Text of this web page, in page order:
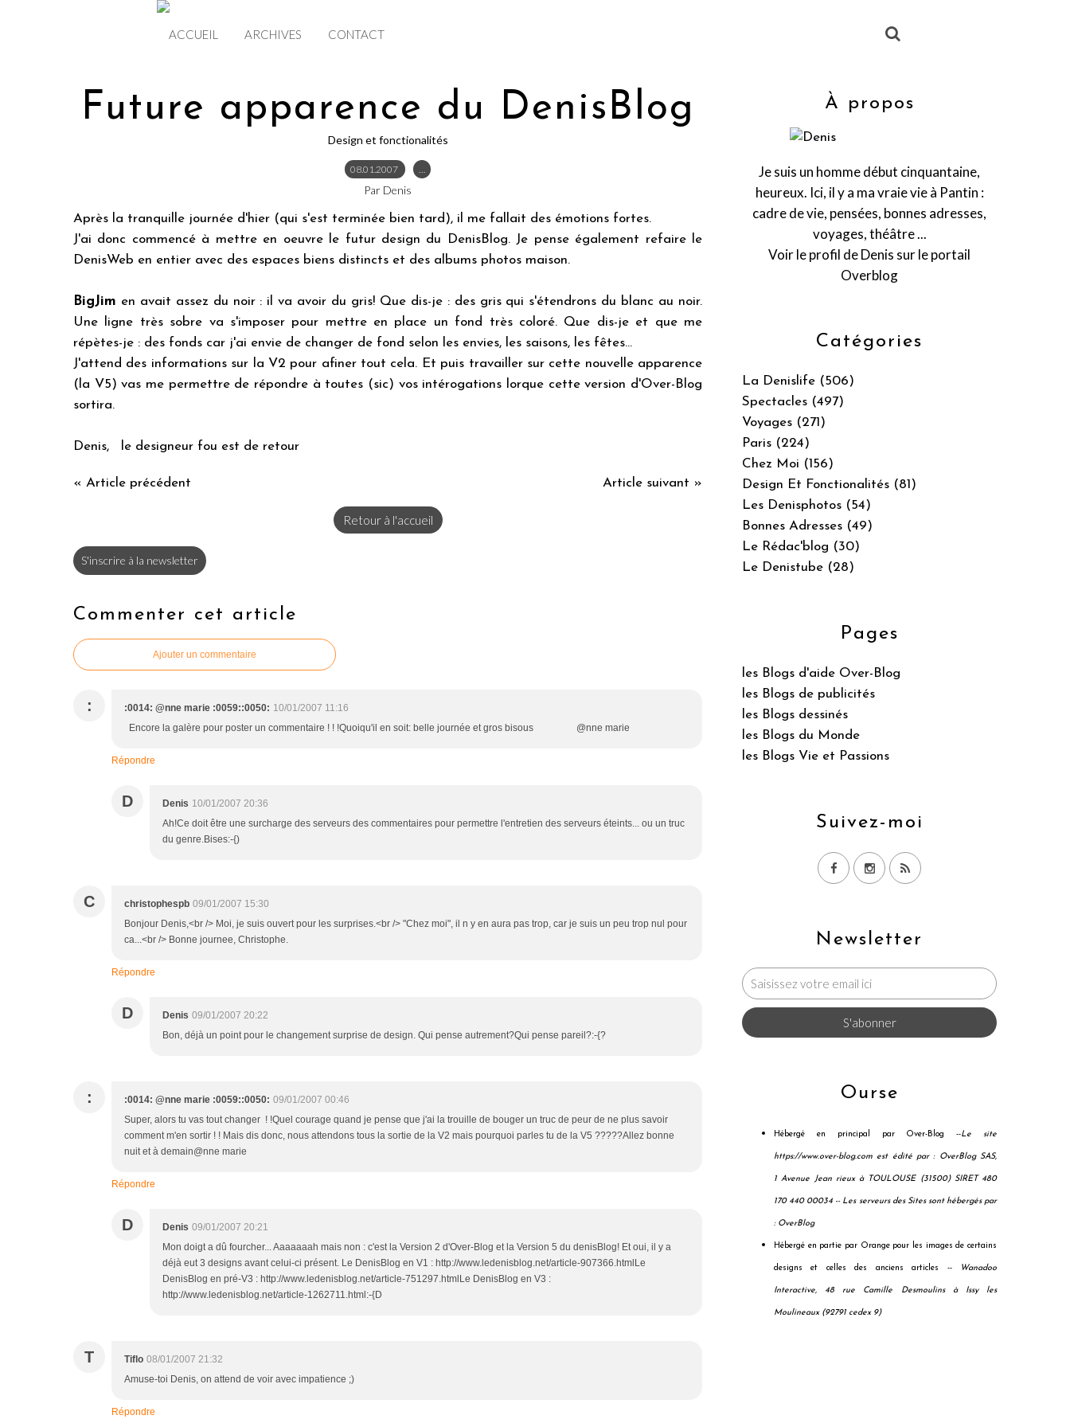
ACCUEIL ARCHIVES CONTACT
Future apparence du DenisBlog
Design et fonctionalités
08.01.2007 …
Par Denis
Après la tranquille journée d'hier (qui s'est terminée bien tard), il me fallait des émotions fortes.
J'ai donc commencé à mettre en oeuvre le futur design du DenisBlog. Je pense également refaire le
DenisWeb en entier avec des espaces biens distincts et des albums photos maison.
BigJim en avait assez du noir : il va avoir du gris! Que dis-je : des gris qui s'étendrons du blanc au noir.
Une ligne très sobre va s'imposer pour mettre en place un fond très coloré. Que dis-je et que me
répètes-je : des fonds car j'ai envie de changer de fond selon les envies, les saisons, les fêtes...
J'attend des informations sur la V2 pour afiner tout cela. Et puis travailler sur cette nouvelle apparence
(la V5) vas me permettre de répondre à toutes (sic) vos intérogations lorque cette version d'Over-Blog
sortira.
Denis, le designeur fou est de retour
« Article précédent Article suivant »
Retour à l'accueil
S'inscrire à la newsletter
Commenter cet article
Ajouter un commentaire
: :0014: @nne marie :0059::0050: 10/01/2007 11:16
Encore la galère pour poster un commentaire ! ! !Quoiqu'il en soit: belle journée et gros bisous @nne marie
Répondre
D Denis 10/01/2007 20:36
Ah!Ce doit être une surcharge des serveurs des commentaires pour permettre l'entretien des serveurs éteints... ou un truc
du genre.Bises:-{)
C christophespb 09/01/2007 15:30
Bonjour Denis,<br /> Moi, je suis ouvert pour les surprises.<br /> "Chez moi", il n y en aura pas trop, car je suis un peu trop nul pour
ca...<br /> Bonne journee, Christophe.
Répondre
D Denis 09/01/2007 20:22
Bon, déjà un point pour le changement surprise de design. Qui pense autrement?Qui pense pareil?:-{?
: :0014: @nne marie :0059::0050: 09/01/2007 00:46
Super, alors tu vas tout changer ! !Quel courage quand je pense que j'ai la trouille de bouger un truc de peur de ne plus savoir
comment m'en sortir ! ! Mais dis donc, nous attendons tous la sortie de la V2 mais pourquoi parles tu de la V5 ?????Allez bonne
nuit et à demain@nne marie
Répondre
D Denis 09/01/2007 20:21
Mon doigt a dû fourcher... Aaaaaaah mais non : c'est la Version 2 d'Over-Blog et la Version 5 du denisBlog! Et oui, il y a
déjà eut 3 designs avant celui-ci présent. Le DenisBlog en V1 : http://www.ledenisblog.net/article-907366.htmlLe
DenisBlog en pré-V3 : http://www.ledenisblog.net/article-751297.htmlLe DenisBlog en V3 :
http://www.ledenisblog.net/article-1262711.html:-{D
T Tiflo 08/01/2007 21:32
Amuse-toi Denis, on attend de voir avec impatience ;)
Répondre
Newsletter
Catégories
La Denislife (506)
Spectacles (497)
Voyages (271)
Paris (224)
Chez Moi (156)
Design Et Fonctionalités (81)
Les Denisphotos (54)
Bonnes Adresses (49)
Le Rédac'blog (30)
Le Denistube (28)
Pages
les Blogs d'aide Over-Blog
les Blogs de publicités
les Blogs dessinés
les Blogs du Monde
les Blogs Vie et Passions
Suivez-moi
À propos
Je suis un homme début cinquantaine,
heureux. Ici, il y a ma vraie vie à Pantin :
cadre de vie, pensées, bonnes adresses,
voyages, théâtre ...
Voir le profil deDenis sur le portail
Overblog
Ourse
Hébergé en principal par Over-Blog --Le site
https://www.over-blog.com est édité par : OverBlog SAS,
1 Avenue Jean rieux à TOULOUSE (31500) SIRET 480
170 440 00034 -- Les serveurs des Sites sont hébergés par
: OverBlog
Hébergé en partie par Orange pour les images de certains
designs et celles des anciens articles -- Wanadoo
Interactive, 48 rue Camille Desmoulins à Issy les
Moulineaux (92791 cedex 9)